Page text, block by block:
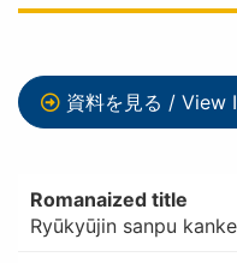
資料を見る / View
Romanaized title
Ryūkyūjin sanpu